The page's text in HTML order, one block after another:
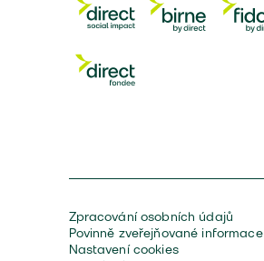
Zpracování osobních údajů
Povinně zveřejňované informace
Nastavení cookies